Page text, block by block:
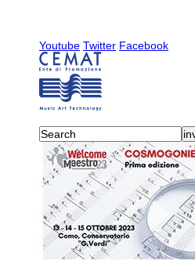
Youtube Twitter Facebook